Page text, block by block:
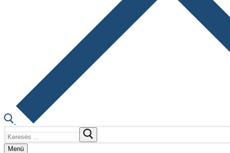
Menü